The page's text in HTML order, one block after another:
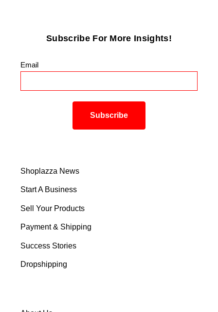
Subscribe For More Insights!
Email
Shoplazza News
Start A Business
Sell Your Products
Payment & Shipping
Success Stories
Dropshipping